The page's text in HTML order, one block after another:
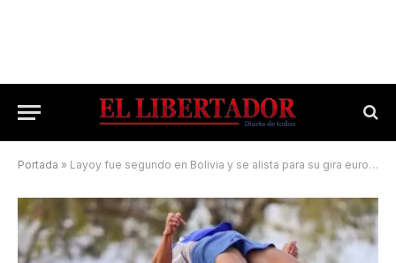
Portada » Layoy fue segundo en Bolivia y se alista para su gira europea